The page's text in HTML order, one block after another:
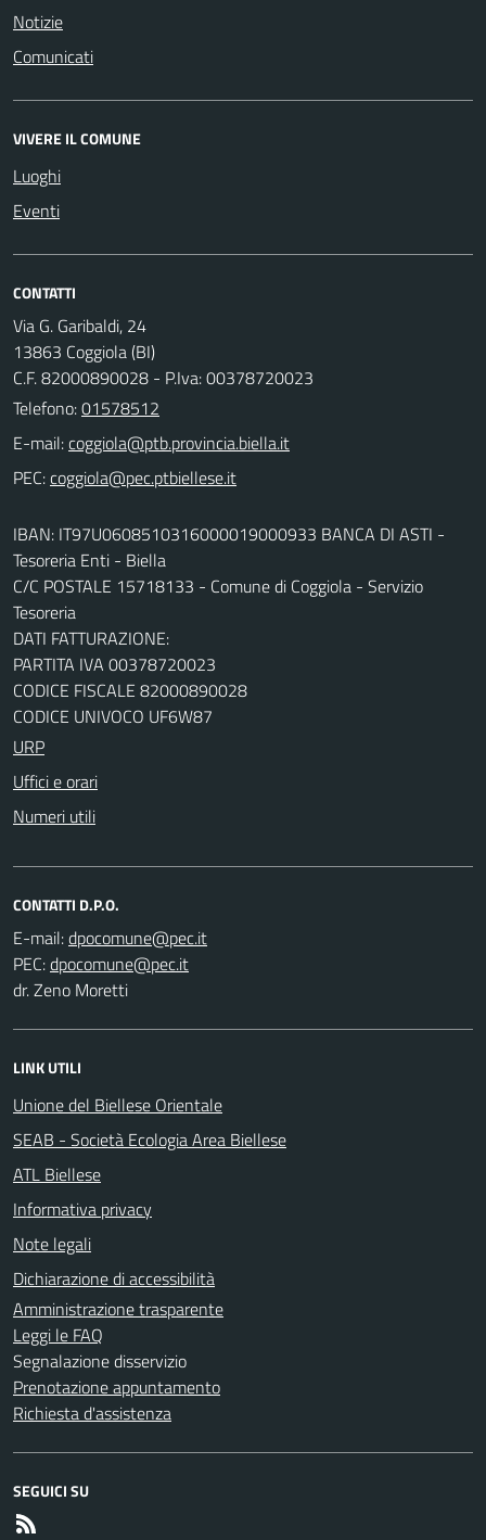
Notizie
Comunicati
VIVERE IL COMUNE
Luoghi
Eventi
CONTATTI
Via G. Garibaldi, 24
13863 Coggiola (BI)
C.F. 82000890028 - P.Iva: 00378720023
Telefono:01578512
E-mail:
PEC:
IBAN: IT97U0608510316000019000933 BANCA DI ASTI -
Tesoreria Enti - Biella
C/C POSTALE 15718133 - Comune di Coggiola - Servizio
Tesoreria
DATI FATTURAZIONE:
PARTITA IVA 00378720023
CODICE FISCALE 82000890028
CODICE UNIVOCO UF6W87
URP
Uffici e orari
Numeri utili
CONTATTI D.P.O.
E-mail:
PEC:
dr. Zeno Moretti
LINK UTILI
Unione del Biellese Orientale
SEAB - Società Ecologia Area Biellese
ATL Biellese
Informativa privacy
Note legali
Dichiarazione di accessibilità
Amministrazione trasparente
Leggi le FAQ
Segnalazione disservizio
Prenotazione appuntamento
Richiesta d'assistenza
SEGUICI SU